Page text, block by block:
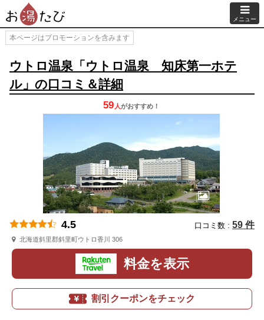
メニュー
本ページはプロモーションを含みます
ウトロ温泉「ウトロ温泉 知床第一ホテ
ル」の口コミ＆詳細
59 人がおすすめ！
4.5 口コミ数 : 59 件
北海道斜里郡斜里町ウトロ香川 306
料金を表示
割引クーポンをチェック